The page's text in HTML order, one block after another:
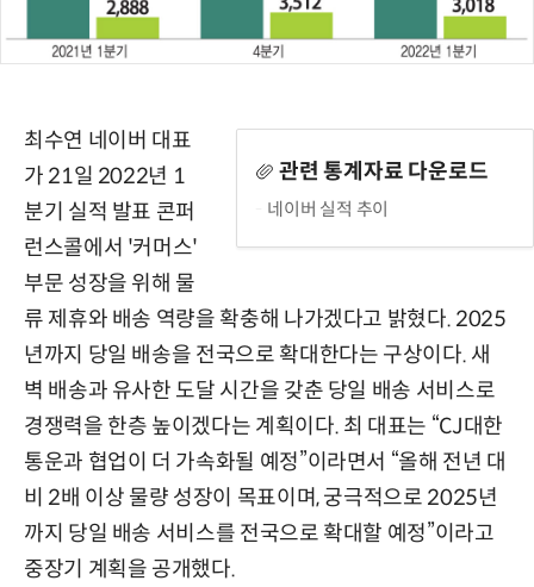
관련 통계자료 다운로드
네이버 실적 추이
최수연 네이버 대표
가 21일 2022년 1
분기 실적 발표 콘퍼
런스콜에서 '커머스'
부문 성장을 위해 물
류 제휴와 배송 역량을 확충해 나가겠다고 밝혔다. 2025
년까지 당일 배송을 전국으로 확대한다는 구상이다. 새
벽 배송과 유사한 도달 시간을 갖춘 당일 배송 서비스로
경쟁력을 한층 높이겠다는 계획이다. 최 대표는 “CJ대한
통운과 협업이 더 가속화될 예정”이라면서 “올해 전년 대
비 2배 이상 물량 성장이 목표이며, 궁극적으로 2025년
까지 당일 배송 서비스를 전국으로 확대할 예정”이라고
중장기 계획을 공개했다.